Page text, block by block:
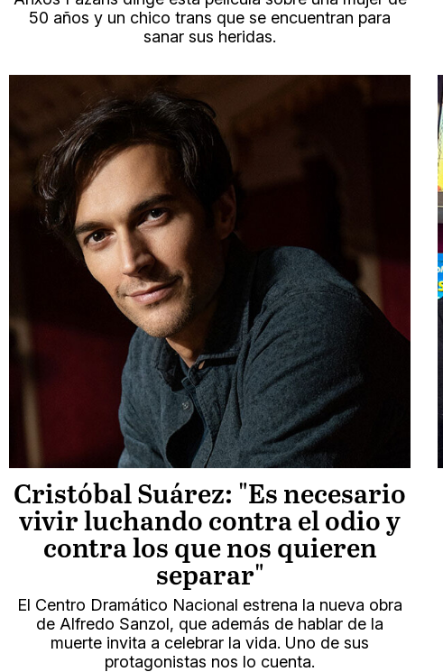
50 años y un chico trans que se encuentran para
sanar sus heridas.
Cristóbal Suárez: "Es necesario
vivir luchando contra el odio y
contra los que nos quieren
separar"
El Centro Dramático Nacional estrena la nueva obra
de Alfredo Sanzol, que además de hablar de la
muerte invita a celebrar la vida. Uno de sus
protagonistas nos lo cuenta.